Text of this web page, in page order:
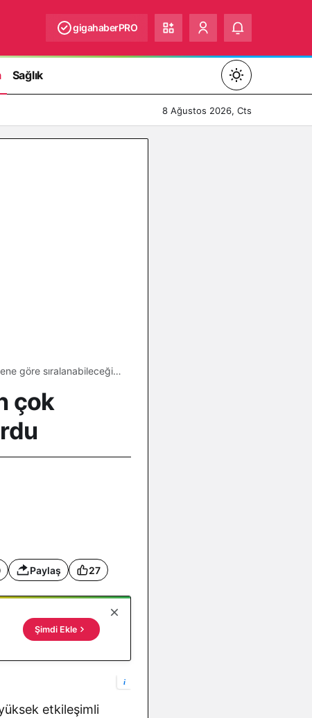
gigahaberPRO
Sağlık
Mod
değiştir
8 Ağustos 2026, Cts
göre sıralanabileceğini
çok
Paylaş 27
Şimdi Ekle
i
etkileşimli